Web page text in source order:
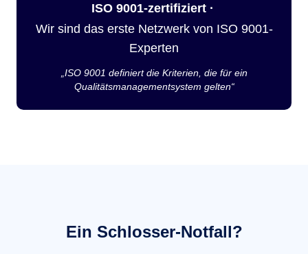
ISO 9001-zertifiziert ·
Wir sind das erste Netzwerk von ISO 9001-
Experten
„ISO 9001 definiert die Kriterien, die für ein
Qualitätsmanagementsystem gelten“
Ein Schlosser-Notfall?